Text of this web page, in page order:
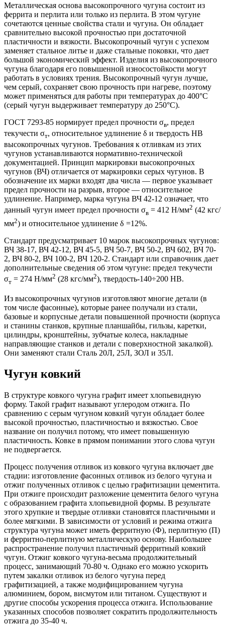
Металлическая основа высокопрочного чугуна состоит из
феррита и перлита или только из перлита. В этом чугуне
сочетаются ценные свойства стали и чугуна. Он обладает
сравнительно высокой прочностью при достаточной
пластичности и вязкости. Высокопрочный чугун с успехом
заменяет стальное литье и даже стальные поковки, что дает
большой экономический эффект. Изделия из высокопрочного
чугуна благодаря его повышенной износостойкости могут
работать в условиях трения. Высокопрочный чугун лучше,
чем серый, сохраняет свою прочность при нагреве, поэтому
может применяться для работы при температурах до 400°С
(серый чугун выдерживает температуру до 250°С).
ГОСТ 7293-85 нормирует предел прочности σв, предел
текучести σт, относительное удлинение δ и твердость НВ
высокопрочных чугунов. Требования к отливкам из этих
чугунов устанавливаются нормативно-технической
документацией. Принцип маркировки высокопрочных
чугунов (ВЧ) отличается от маркировки серых чугунов. В
обозначение их марки входят два числа — первое указывает
предел прочности на разрыв, второе — относительное
удлинение. Например, марка чугуна ВЧ 42-12 означает, что
данный чугун имеет предел прочности σв = 412 Н/мм2 (42 кгс/
мм2) и относительное удлинение δ =12%.
Стандарт предусматривает 10 марок высокопрочных чугунов:
ВЧ 38-17, ВЧ 42-12, ВЧ 45-5, ВЧ 50-7, ВЧ 50-2, ВЧ 602, ВЧ 70-
2, ВЧ 80-2, ВЧ 100-2, ВЧ 120-2. Стандарт или справочник дает
дополнительные сведения об этом чугуне: предел текучести
σт = 274 Н/мм2 (28 кгс/мм2), твердость-140÷200 НВ.
Из высокопрочных чугунов изготовляют многие детали (в
том числе фасонные), которые ранее получали из стали,
базовые и корпусные детали повышенной прочности (корпуса
и станины станков, крупные планшайбы, гильзы, каретки,
цилиндры, кронштейны, зубчатые колеса, накладные
направляющие станков и детали с поверхностной закалкой).
Они заменяют стали Сталь 20Л, 25Л, ЗОЛ и 35Л.
Чугун ковкий
В структуре ковкого чугуна графит имеет хлопьевидную
форму. Такой графит называют углеродом отжига. По
сравнению с серым чугуном ковкий чугун обладает более
высокой прочностью, пластичностью и вязкостью. Свое
название он получил потому, что имеет повышенную
пластичность. Ковке в прямом понимании этого слова чугун
не подвергается.
Процесс получения отливок из ковкого чугуна включает две
стадии: изготовление фасонных отливок из белого чугуна и
отжиг полученных отливок с целью графитизации цементита.
При отжиге происходит разложение цементита белого чугуна
с образованием графита хлопьевидной формы. В результате
этого хрупкие и твердые отливки становятся пластичными и
более мягкими. В зависимости от условий и режима отжига
структура чугуна может иметь ферритную (Ф), перлитную (П)
и ферритно-перлитную металлическую основу. Наибольшее
распространение получил пластичный ферритный ковкий
чугун. Отжиг ковкого чугуна-весьма продолжительный
процесс, занимающий 70-80 ч. Однако его можно ускорить
путем закалки отливок из белого чугуна перед
графитизацией, а также модифицированием чугуна
алюминием, бором, висмутом или титаном. Существуют и
другие способы ускорения процесса отжига. Использование
указанных способов позволяет сократить продолжительность
отжига до 35-40 ч.